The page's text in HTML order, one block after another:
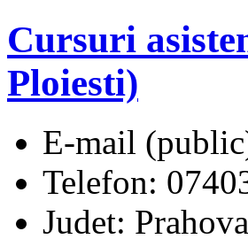
Cursuri
Ploiesti)
E-mail
Telefon:
Judet: Prahova